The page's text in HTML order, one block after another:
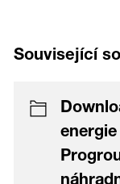
Související